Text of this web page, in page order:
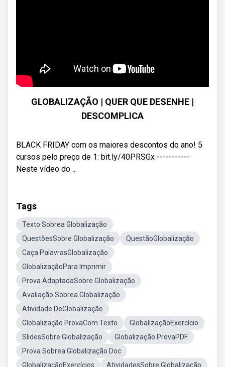
GLOBALIZAÇÃO | QUER QUE DESENHE |
DESCOMPLICA
BLACK FRIDAY com os maiores descontos do ano! 5
cursos pelo preço de 1: bit.ly/40PRSGx -----------
Neste vídeo do ...
Tags
Texto Sobrea Globalização
QuestõesSobre Globalização
QuestãoGlobalização
Caça PalavrasGlobalização
GlobalizaçãoPara Imprimir
Prova AdaptadaSobre Globalização
Avaliação Sobrea Globalização
Atividade DeGlobalização
Globalização ProvaCom Texto
GlobalizaçãoExercício
SlidesSobre Globalização
Globalização ProvaPDF
Prova Sobrea Globalização Doc
GlobalizaçãoExercícios
AtividadesSobre Globalização